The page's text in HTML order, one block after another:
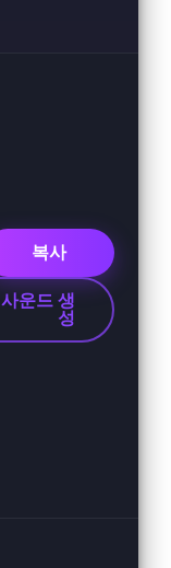
복사
사운드 생
성